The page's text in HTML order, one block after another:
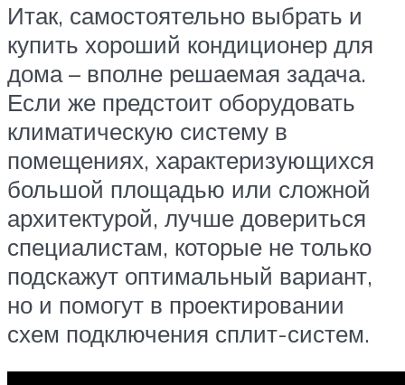
Итак, самостоятельно выбрать и
купить хороший кондиционер для
дома – вполне решаемая задача.
Если же предстоит оборудовать
климатическую систему в
помещениях, характеризующихся
большой площадью или сложной
архитектурой, лучше довериться
специалистам, которые не только
подскажут оптимальный вариант,
но и помогут в проектировании
схем подключения сплит-систем.